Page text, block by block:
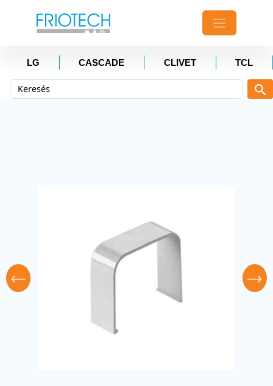
LG CASCADE CLIVET TCL